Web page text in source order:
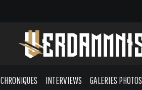
CHRONIQUES INTERVIEWS GALERIES PHOTOS